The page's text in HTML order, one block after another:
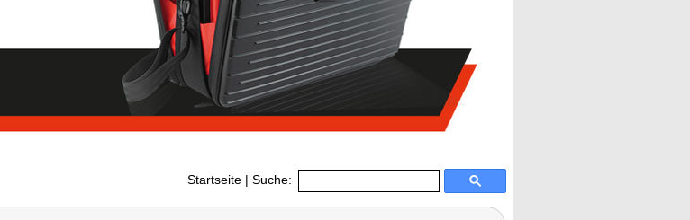
Startseite | Suche: